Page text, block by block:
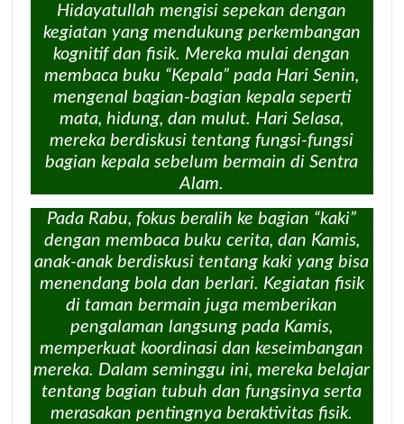
Hidayatullah mengisi sepekan dengan
kegiatan yang mendukung perkembangan
kognitif dan fisik. Mereka mulai dengan
membaca buku “Kepala” pada Hari Senin,
mengenal bagian-bagian kepala seperti
mata, hidung, dan mulut. Hari Selasa,
mereka berdiskusi tentang fungsi-fungsi
bagian kepala sebelum bermain di Sentra
Alam.
Pada Rabu, fokus beralih ke bagian “kaki”
dengan membaca buku cerita, dan Kamis,
anak-anak berdiskusi tentang kaki yang bisa
menendang bola dan berlari. Kegiatan fisik
di taman bermain juga memberikan
pengalaman langsung pada Kamis,
memperkuat koordinasi dan keseimbangan
mereka. Dalam seminggu ini, mereka belajar
tentang bagian tubuh dan fungsinya serta
merasakan pentingnya beraktivitas fisik.